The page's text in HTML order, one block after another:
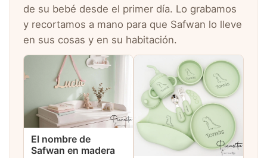
de su bebé desde el primer día. Lo grabamos
y recortamos a mano para que Safwan lo lleve
en sus cosas y en su habitación.
El nombre de
Safwan en madera